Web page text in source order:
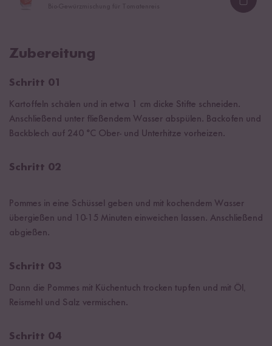
Zubereitung
Schritt 01
Kartoffeln schälen und in etwa 1 cm dicke Stifte schneiden.
Anschließend unter fließendem Wasser abspülen. Backofen und
Backblech auf 240 °C Ober- und Unterhitze vorheizen.
Schritt 02
Pommes in eine Schüssel geben und mit kochendem Wasser
übergießen und 10-15 Minuten einweichen lassen. Anschließend
abgießen.
Schritt 03
Dann die Pommes mit Küchentuch trocken tupfen und mit Öl,
Reismehl und Salz vermischen.
Schritt 04